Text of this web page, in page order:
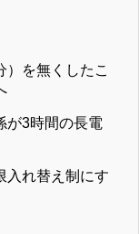
）を無くしたこ
が3時間の長電
入れ替え制にす